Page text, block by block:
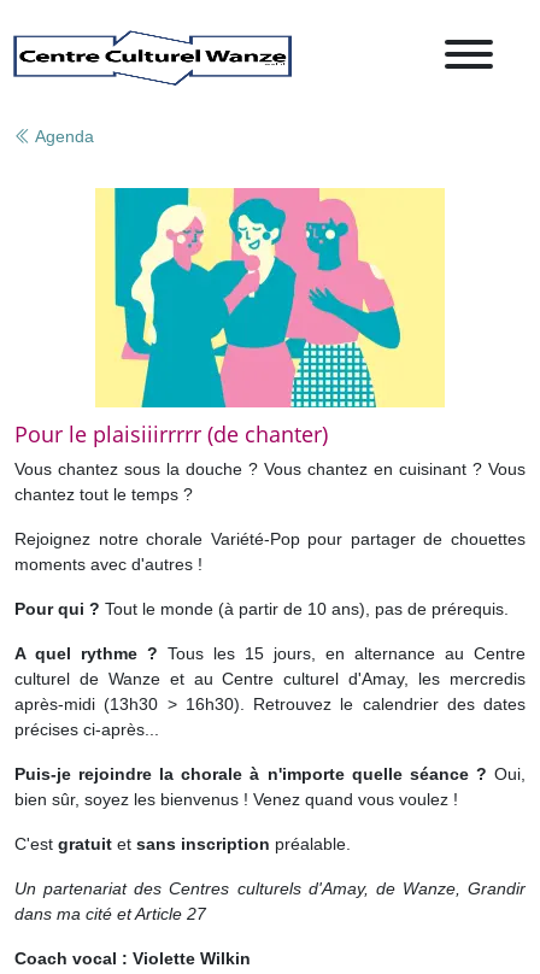
Agenda
Pour le plaisiiirrrrr (de chanter)
Vous chantez sous la douche ? Vous chantez en cuisinant ? Vous
chantez tout le temps ?
Rejoignez notre chorale Variété-Pop pour partager de chouettes
moments avec d'autres !
Pour qui ? Tout le monde (à partir de 10 ans), pas de prérequis.
A quel rythme ? Tous les 15 jours, en alternance au Centre
culturel de Wanze et au Centre culturel d'Amay, les mercredis
après-midi (13h30 > 16h30). Retrouvez le calendrier des dates
précises ci-après...
Puis-je rejoindre la chorale à n'importe quelle séance ? Oui,
bien sûr, soyez les bienvenus ! Venez quand vous voulez !
C'est gratuit et sans inscription préalable.
Un partenariat des Centres culturels d'Amay, de Wanze, Grandir
dans ma cité et Article 27
Coach vocal : Violette Wilkin